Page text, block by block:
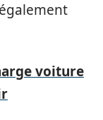
voiture